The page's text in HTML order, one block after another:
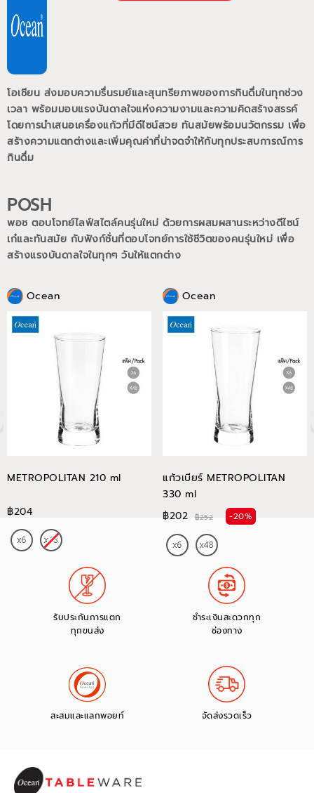
โอเชียน ส่งมอบความรื่นรมย์และสุนทรียภาพของการกินดื่มในทุกช่วง
เวลา พร้อมมอบแรงบันดาลใจแห่งความงามและความคิดสร้างสรรค์
โดยการนำเสนอเครื่องแก้วที่มีดีไซน์สวย ทันสมัยพร้อมนวัตกรรม เพื่อ
สร้างความแตกต่างและเพิ่มคุณค่าที่น่าจดจำให้กับทุกประสบการณ์การ
กินดื่ม
POSH
พอช ตอบโจทย์ไลฟ์สไตล์คนรุ่นใหม่ ด้วยการผสมผสานระหว่างดีไซน์
เก๋และทันสมัย กับฟังก์ชั่นที่ตอบโจทย์การใช้ชีวิตของคนรุ่นใหม่ เพื่อ
สร้างแรงบันดาลใจในทุกๆ วันให้แตกต่าง
Ocean
METROPOLITAN 210 ml
฿204
Ocean
แก้วเบียร์ METROPOLITAN
330 ml
฿202
฿252 -20%
รับประกันการแตก
ทุกขนส่ง
ชำระเงินสะดวกทุก
ช่องทาง
สะสมและแลกพอยท์ จัดส่งรวดเร็ว